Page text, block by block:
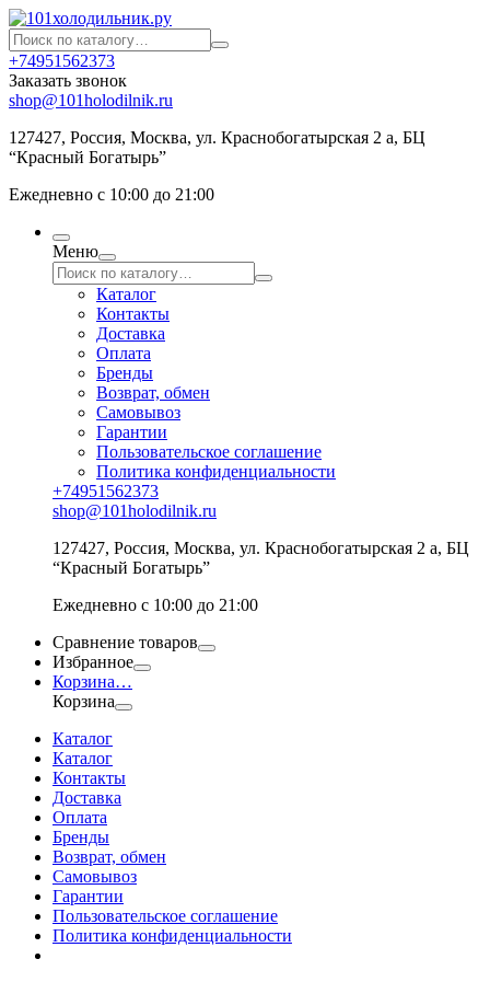
+74951562373
Заказать звонок
shop@101holodilnik.ru
127427, Россия, Москва, ул. Краснобогатырская 2 а, БЦ
“Красный Богатырь”
Ежедневно с 10:00 до 21:00
Меню
Каталог
Контакты
Доставка
Оплата
Бренды
Возврат, обмен
Самовывоз
Гарантии
Пользовательское соглашение
Политика конфиденциальности
+74951562373
shop@101holodilnik.ru
127427, Россия, Москва, ул. Краснобогатырская 2 а, БЦ
“Красный Богатырь”
Ежедневно с 10:00 до 21:00
Сравнение товаров
Избранное
Корзина…
Корзина
Каталог
Каталог
Контакты
Доставка
Оплата
Бренды
Возврат, обмен
Самовывоз
Гарантии
Пользовательское соглашение
Политика конфиденциальности